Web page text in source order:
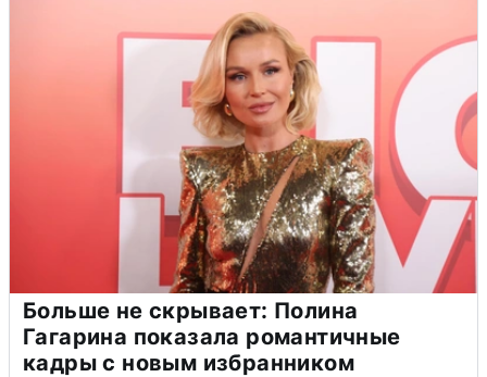
Больше не скрывает: Полина
Гагарина показала романтичные
кадры с новым избранником